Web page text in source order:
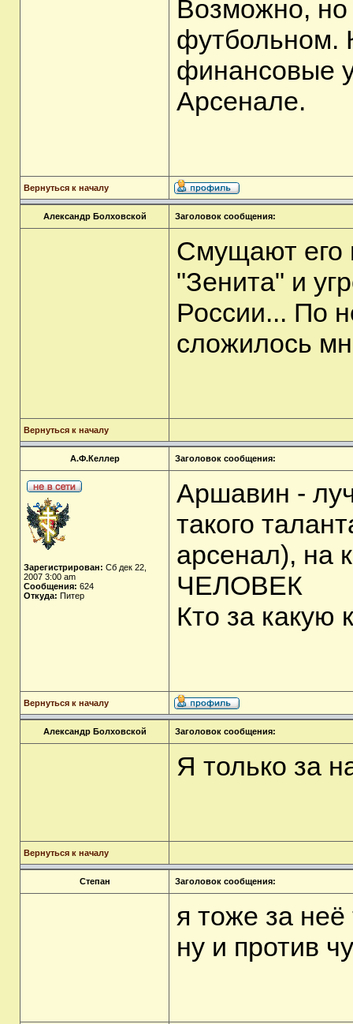
Возможно, но
футбольном.
финансовые
Арсенале.
Вернуться к началу
Александр Болховской Заголовок сообщения:
Смущают его
"Зенита" и
России... По
сложилось
Вернуться к началу
А.Ф.Келлер Заголовок сообщения:
Зарегистрирован: Сб дек 22,
2007 3:00 am
Сообщения: 624
Откуда: Питер
Аршавин -
такого
арсенал), на
ЧЕЛОВЕК
Кто за какую
Вернуться к началу
Александр Болховской Заголовок сообщения:
Я только за
Вернуться к началу
Степан Заголовок сообщения:
я тоже за неё
ну и против